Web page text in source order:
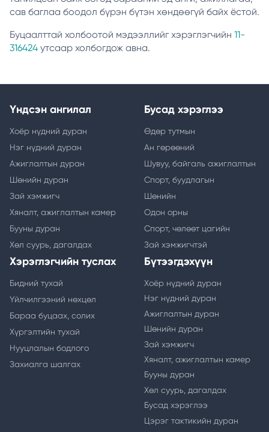
сав баглаа боодол бүрэн бүтэн хөндөөгүй байх ёстой.
Буцаалттай холбоотой мэдээллийг хэрэглэгчийн 11-
316424 утсаар холбогдож авна.
Үндсэн ангилал
Хоёр нүдний дуран
Нэг нүдний дуран
Ажиглалтын дуран
Шөнийн дуран
Зай хэмжигч
Хяналт, ажиглалтын камер
Бууны дуран
Хөл суурь, дагалдах
Бусад хэрэглээ
Өдөр тутмын
Ан гөрөөний
Шувуу, байгаль ажиглалтын
Спорт, буудлагын
Шөнийн
Одон орны
Спорт, чөлөөт цагийн
Зай хэмжигчтэй
Хэрэглэгчийн туслах
Бидний тухай
Үйлчилгээний нөхцөл
Бараа буцаах, солих
Хүргэлтийн тухай
Нууцлалын бодлого
Захиалга шалгах
Бүтээгдэхүүн
Хоёр нүдний дуран
Нэг нүдний дуран
Ажиглалтын дуран
Шөнийн дуран
Зай хэмжигч
Хяналт, ажиглалтын камер
Бууны дуран
Хөл суурь, дагалдах
Бусад хэрэглээ
Цэрэг тактикийн дуран